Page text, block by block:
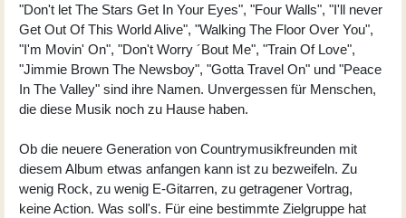
"Don't let The Stars Get In Your Eyes", "Four Walls", "I'll never
Get Out Of This World Alive", "Walking The Floor Over You",
"I'm Movin' On", "Don't Worry ´Bout Me", "Train Of Love",
"Jimmie Brown The Newsboy", "Gotta Travel On" und "Peace
In The Valley" sind ihre Namen. Unvergessen für Menschen,
die diese Musik noch zu Hause haben.
Ob die neuere Generation von Countrymusikfreunden mit
diesem Album etwas anfangen kann ist zu bezweifeln. Zu
wenig Rock, zu wenig E-Gitarren, zu getragener Vortrag,
keine Action. Was soll's. Für eine bestimmte Zielgruppe hat